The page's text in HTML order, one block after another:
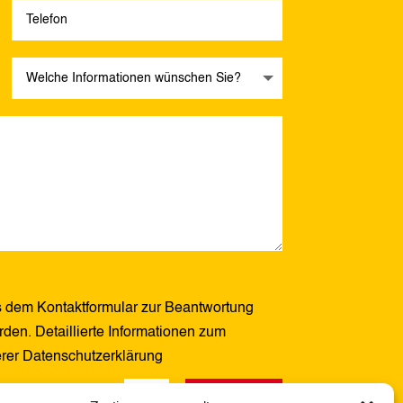
Kontaktformular zur Beantwortung
Detaillierte Informationen zum
Datenschutzerklärung
1 + 4 = Senden